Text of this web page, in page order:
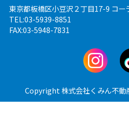
東京都板橋区小豆沢２丁目17-9 コー
TEL:03-5939-8851
FAX:03-5948-7831
Copyright 株式会社くみん不